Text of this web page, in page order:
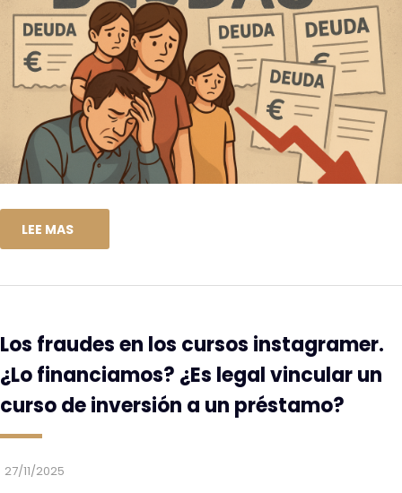
LEE MAS
Los fraudes en los cursos instagramer.
¿Lo financiamos? ¿Es legal vincular un
curso de inversión a un préstamo?
27/11/2025